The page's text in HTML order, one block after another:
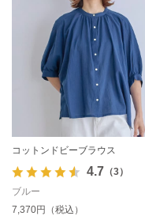
コットンドビーブラウス
4.7 （3）
ブルー
7,370円（税込）